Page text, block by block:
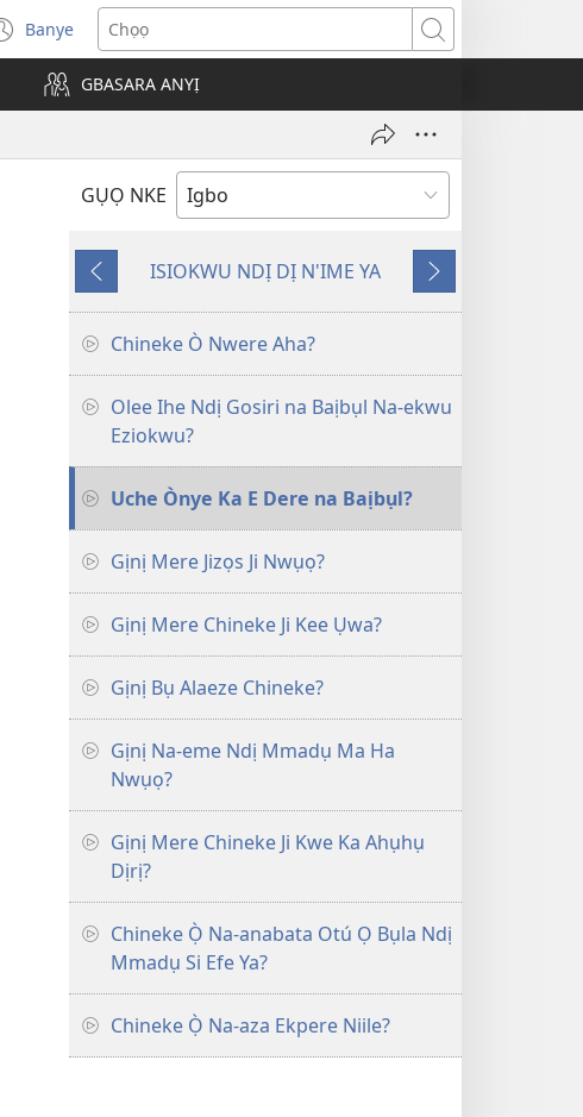
Banye
(ga-
emepere
gị
ebe
ị
Chọọ
GBASARA ANYỊ
GỤỌ NKE
Laghachi
ISIOKWU NDỊ DỊ N'IME YA
Gaa
n'Ọzọ
Chineke Ò Nwere Aha?
Olee Ihe Ndị Gosiri na Baịbụl Na-ekwu
Eziokwu?
Uche Ònye Ka E Dere na Baịbụl?
Gịnị Mere Jizọs Ji Nwụọ?
Gịnị Mere Chineke Ji Kee Ụwa?
Gịnị Bụ Alaeze Chineke?
Gịnị Na-eme Ndị Mmadụ Ma Ha
Nwụọ?
Gịnị Mere Chineke Ji Kwe Ka Ahụhụ
Dịrị?
Chineke Ọ̀ Na-anabata Otú Ọ Bụla Ndị
Mmadụ Si Efe Ya?
Chineke Ọ̀ Na-aza Ekpere Niile?